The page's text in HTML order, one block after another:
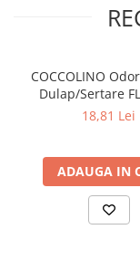
COCCOLINO
Dulap/Sertare
PRIMAVERA 3
18,81 Lei
ADAUGA IN